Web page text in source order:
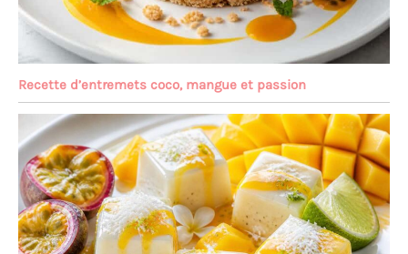
Recette d’entremets coco, mangue et passion